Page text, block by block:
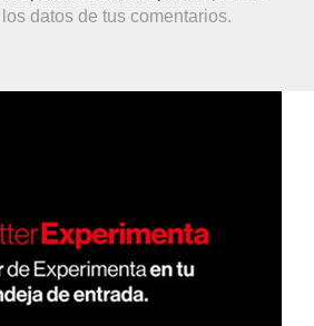
datos de tus comentarios.